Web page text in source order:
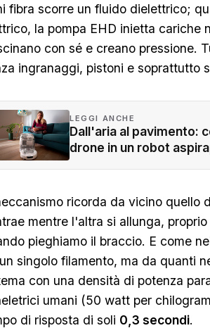
fibra scorre un fluido dielettrico;
la pompa EHD inietta cariche
con sé e creano pressione.
ingranaggi, pistoni e soprattutto
LEGGI ANCHE
Dall'aria al pavimento:
drone in un robot
ricorda da vicino quello
mentre l'altra si allunga,
pieghiamo il braccio. E come
singolo filamento, ma da quanti
con una densità di potenza
umani (50 watt per
di risposta di soli 0,3 secondi.